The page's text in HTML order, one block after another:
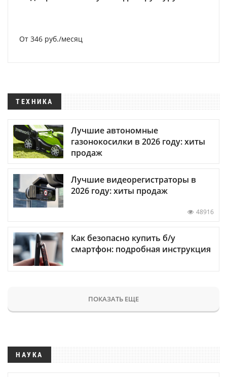
От 346 руб./месяц
ТЕХНИКА
Лучшие автономные
газонокосилки в 2026 году: хиты
продаж
Лучшие видеорегистраторы в
2026 году: хиты продаж
48916
Как безопасно купить б/у
смартфон: подробная инструкция
ПОКАЗАТЬ ЕЩЕ
НАУКА